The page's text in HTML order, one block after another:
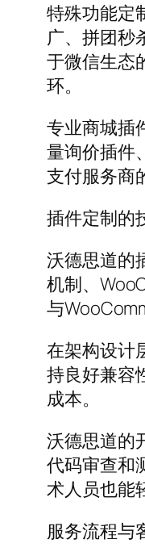
特殊功能定
广、拼团秒
于微信生态
环。
专业商城插
量询价插件
支付服务商
插件定制的
沃德思道的
机制、
与
在架构设计
持良好兼容
成本。
沃德思道的
代码审查和
术人员也能
服务流程与